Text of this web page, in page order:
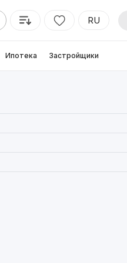
RU
Ипотека Застройщики